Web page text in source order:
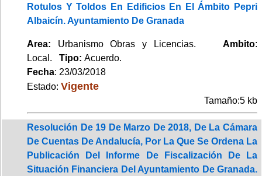
Rotulos Y Toldos En Edificios En El Ámbito Pepri
Albaicín. Ayuntamiento De Granada
Area: Urbanismo Obras y Licencias. Ambito:
Local. Tipo: Acuerdo.
Fecha: 23/03/2018
Estado: Vigente
Tamaño:5 kb
Resolución De 19 De Marzo De 2018, De La Cámara
De Cuentas De Andalucía, Por La Que Se Ordena La
Publicación Del Informe De Fiscalización De La
Situación Financiera Del Ayuntamiento De Granada.